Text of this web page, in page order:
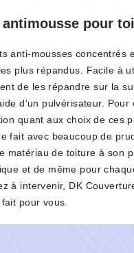
pour
anti-mousses concentrés
plus répandus. Facile à
de les répandre sur la
d’un pulvérisateur.
quant aux choix de ces
fait avec beaucoup de
matériau de toiture à son
et de même pour
à intervenir, DK
pour vous.